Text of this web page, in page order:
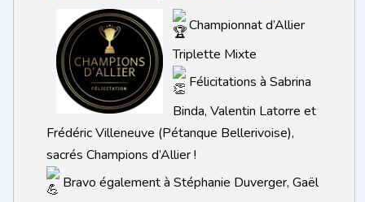
Championnat d’Allier
Triplette Mixte
Félicitations à Sabrina
Binda, Valentin Latorre et
Frédéric Villeneuve (Pétanque Bellerivoise),
sacrés Champions d’Allier !
Bravo également à Stéphanie Duverger, Gaël